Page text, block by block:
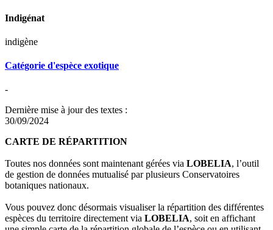
Indigénat
indigène
Catégorie d'espèce exotique
-
Dernière mise à jour des textes :
30/09/2024
CARTE DE RÉPARTITION
Toutes nos données sont maintenant gérées via LOBELIA, l’outil
de gestion de données mutualisé par plusieurs Conservatoires
botaniques nationaux.
Vous pouvez donc désormais visualiser la répartition des différentes
espèces du territoire directement via LOBELIA, soit en affichant